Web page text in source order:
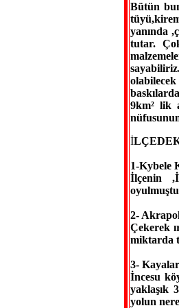
Bütün
yanında
tutar.
9km² lik
İ
1-Kybele
İlçenin
2-
Çekerek
miktarda
3-
İncesu
yaklaşık
yolun